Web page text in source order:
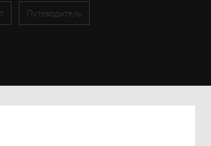
Путеводитель